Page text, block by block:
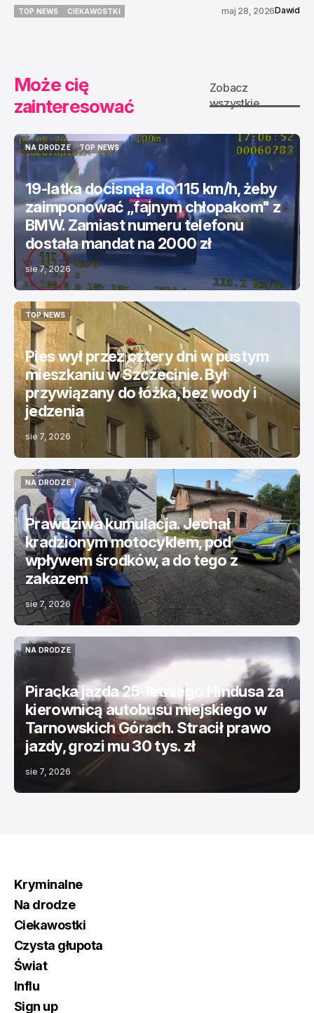
TOP NEWS
CIEKAWOSTKI
maj 28, 2026Dawid
Może cię
zainteresować
Zobacz
wszystkie
NA DRODZE
NA DRODZE
TOP NEWS
TOP NEWS
19-latka docisnęła do 115 km/h, żeby
zaimponować „fajnym chłopakom" z
BMW. Zamiast numeru telefonu
dostała mandat na 2000 zł
sie 7, 2026
TOP NEWS
TOP NEWS
Pies wył przez cztery dni w pustym
mieszkaniu w Szczecinie. Był
przywiązany do łóżka, bez wody i
jedzenia
sie 7, 2026
NA DRODZE
NA DRODZE
Prawdziwa kumulacja. Jechał
kradzionym motocyklem, pod
wpływem środków, a do tego z
zakazem
sie 7, 2026
NA DRODZE
Piracka jazda 25-letniego Hindusa za
kierownicą autobusu miejskiego w
Tarnowskich Górach. Stracił prawo
jazdy, grozi mu 30 tys. zł
sie 7, 2026
Kryminalne
Na drodze
Ciekawostki
Czysta głupota
Świat
Influ
Sign up